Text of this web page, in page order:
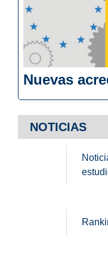
Nuevas
NOTICIAS